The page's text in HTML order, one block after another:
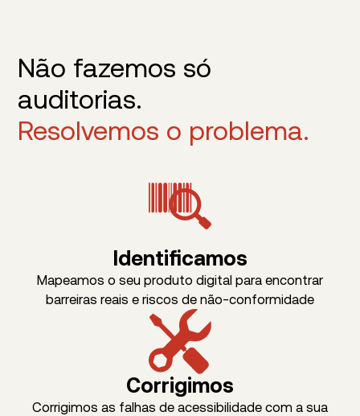
Não fazemos só
auditorias.
Resolvemos o problema.
Identificamos
Mapeamos o seu produto digital para encontrar
barreiras reais e riscos de não-conformidade
Corrigimos
Corrigimos as falhas de acessibilidade com a sua